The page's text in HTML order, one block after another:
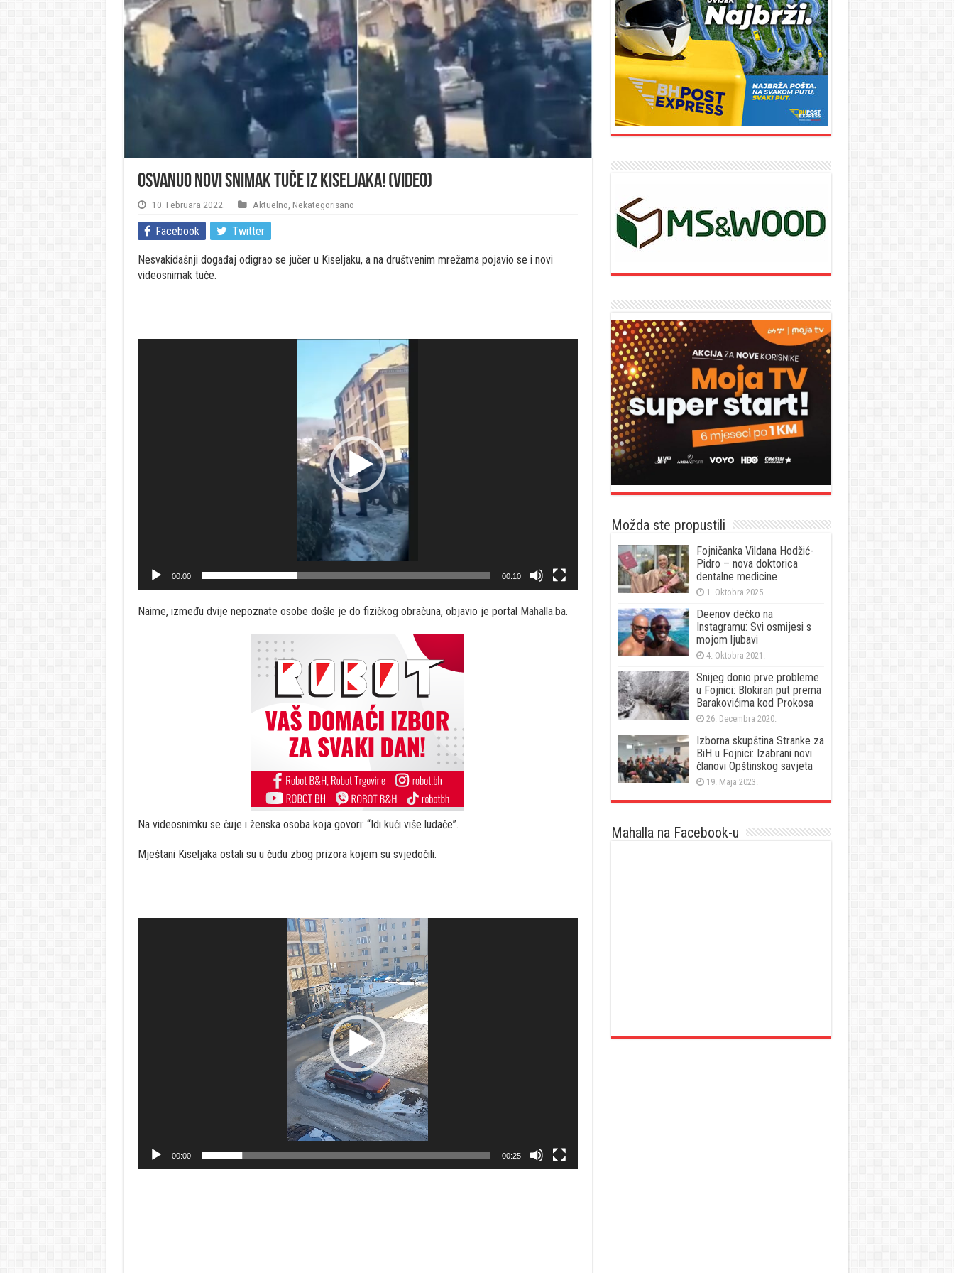
Osvanuo novi snimak tuče iz Kiseljaka! (VIDEO)
10. Februara 2022. Aktuelno Nekategorisano
Facebook Twitter
Nesvakidašnji događaj odigrao se jučer u Kiseljaku, a na društvenim mrežama pojavio se i novi
videosnimak tuče.
00:00 00:10
Naime, između dvije nepoznate osobe došle je do fizičkog obračuna, objavio je portal Mahalla.ba.
Na videosnimku se čuje i ženska osoba koja govori: “Idi kući više ludače”.
Mještani Kiseljaka ostali su u čudu zbog prizora kojem su svjedočili.
00:00 00:25
Možda ste propustili
Fojničanka Vildana Hodžić-
Pidro – nova doktorica
dentalne medicine
1. Oktobra 2025.
Deenov dečko na
Instagramu: Svi osmijesi s
mojom ljubavi
4. Oktobra 2021.
Snijeg donio prve probleme
u Fojnici: Blokiran put prema
Barakovićima kod Prokosa
26. Decembra 2020.
Izborna skupština Stranke za
BiH u Fojnici: Izabrani novi
članovi Opštinskog savjeta
19. Maja 2023.
Mahalla na Facebook-u